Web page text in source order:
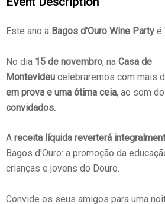
Este ano a Bagos d'Ouro Wine Party é
No dia 15 de novembro, na Casa de
Montevideu celebraremos com mais
em prova e uma ótima ceia, ao som do
convidados.
A receita líquida reverterá
Bagos d'Ouro: a promoção da
crianças e jovens do Douro.
Convide os seus amigos para uma